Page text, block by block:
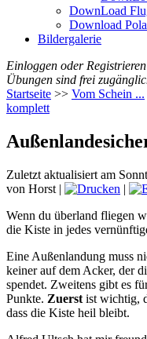
DownLoad
Download
Bildergalerie
Einloggen oder
Übungen sind frei
Startseite >> Vom Schein ...
komplett
Zuletzt aktualisiert am
von Horst | |
Wenn du überland fliegen
die Kiste in jedes
Eine Außenlandung muss
keiner auf dem Acker, der
spendet. Zweitens gibt es
Punkte. Zuerst ist wichtig,
dass die Kiste heil bleibt.